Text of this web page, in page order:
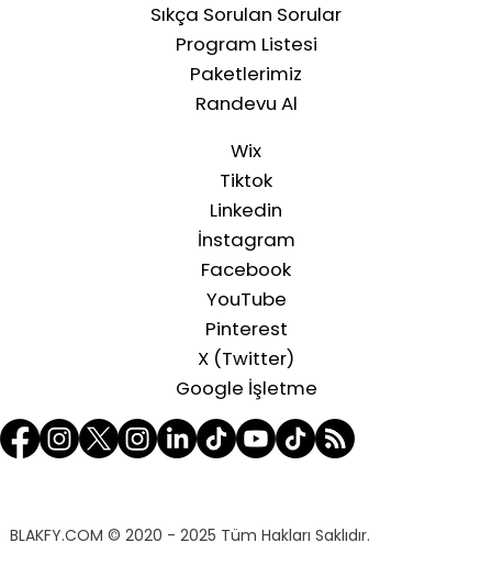
Sıkça Sorulan Sorular
Program Listesi
Paketlerimiz
Randevu Al
Wix
Tiktok
Linkedin
İnstagram
Facebook
YouTube
Pinterest
X (Twitter)
Google İşletme
BLAKFY.COM © 2020 - 2025 Tüm Hakları Saklıdır.